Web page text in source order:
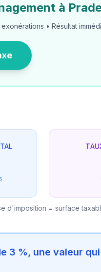
à
• Résultat
d'imposition = surface
3 %, une valeur